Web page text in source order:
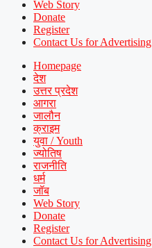
Web Story
Donate
Register
Contact Us for Advertising
Homepage
देश
उत्तर प्रदेश
आगरा
जालौन
क्राइम
युवा / Youth
ज्योतिष
राजनीति
धर्म
जॉब
Web Story
Donate
Register
Contact Us for Advertising